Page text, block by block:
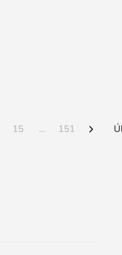
15 ... 151